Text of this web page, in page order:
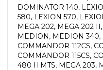
DOMINATOR 140,
580, LEXION 570,
MEGA 202, MEGA 202
MEDION, MEDION 340,
COMMANDOR 112CS,
COMMANDOR 115CS,
480 II MTS, MEGA 203,